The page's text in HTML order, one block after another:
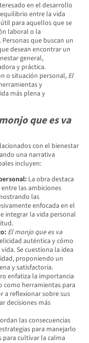
en el desarrollo
entre la vida
para aquellos que se
laboral o la
que buscan un
desean encontrar un
general,
y práctica.
o situación personal, El
y
más plena y
que es va
con el bienestar
una narrativa
incluyen:
La obra destaca
las ambiciones
las
enfocada en el
integrar la vida personal
El monjo que es va
auténtica y cómo
Se cuestiona la idea
proponiendo un
y satisfactoria.
enfatiza la importancia
como herramientas para
a reflexionar sobre sus
decisiones más
las consecuencias
para manejarlo
para cultivar la calma